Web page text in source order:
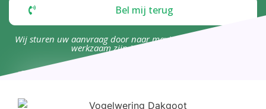
Bel mij terug
Wij sturen uw aanvraag door naar maximaal 4 bedrijven die
werkzaam zijn in uw omgeving.